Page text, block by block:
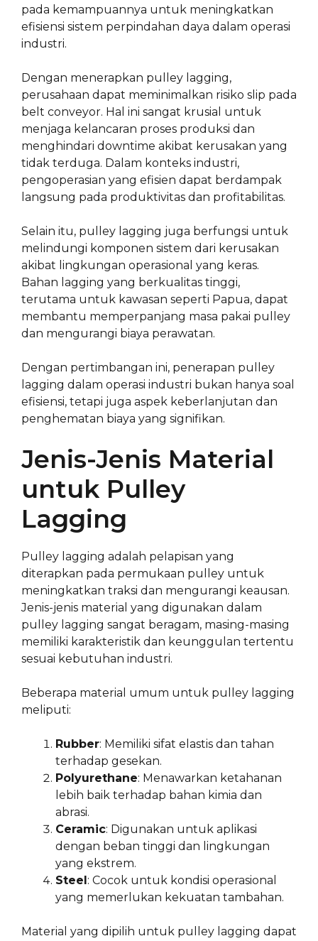
pada kemampuannya untuk meningkatkan
efisiensi sistem perpindahan daya dalam operasi
industri.
Dengan menerapkan pulley lagging,
perusahaan dapat meminimalkan risiko slip pada
belt conveyor. Hal ini sangat krusial untuk
menjaga kelancaran proses produksi dan
menghindari downtime akibat kerusakan yang
tidak terduga. Dalam konteks industri,
pengoperasian yang efisien dapat berdampak
langsung pada produktivitas dan profitabilitas.
Selain itu, pulley lagging juga berfungsi untuk
melindungi komponen sistem dari kerusakan
akibat lingkungan operasional yang keras.
Bahan lagging yang berkualitas tinggi,
terutama untuk kawasan seperti Papua, dapat
membantu memperpanjang masa pakai pulley
dan mengurangi biaya perawatan.
Dengan pertimbangan ini, penerapan pulley
lagging dalam operasi industri bukan hanya soal
efisiensi, tetapi juga aspek keberlanjutan dan
penghematan biaya yang signifikan.
Jenis-Jenis Material
untuk Pulley
Lagging
Pulley lagging adalah pelapisan yang
diterapkan pada permukaan pulley untuk
meningkatkan traksi dan mengurangi keausan.
Jenis-jenis material yang digunakan dalam
pulley lagging sangat beragam, masing-masing
memiliki karakteristik dan keunggulan tertentu
sesuai kebutuhan industri.
Beberapa material umum untuk pulley lagging
meliputi:
Rubber: Memiliki sifat elastis dan tahan
terhadap gesekan.
Polyurethane: Menawarkan ketahanan
lebih baik terhadap bahan kimia dan
abrasi.
Ceramic: Digunakan untuk aplikasi
dengan beban tinggi dan lingkungan
yang ekstrem.
Steel: Cocok untuk kondisi operasional
yang memerlukan kekuatan tambahan.
Material yang dipilih untuk pulley lagging dapat